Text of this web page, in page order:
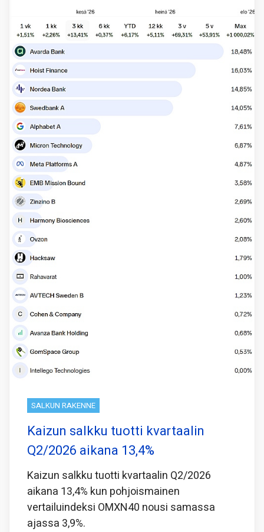
SALKUN RAKENNE
Kaizun salkku tuotti kvartaalin
Q2/2026 aikana 13,4%
Kaizun salkku tuotti kvartaalin Q2/2026
aikana 13,4% kun pohjoismainen
vertailuindeksi OMXN40 nousi samassa
ajassa 3,9%.